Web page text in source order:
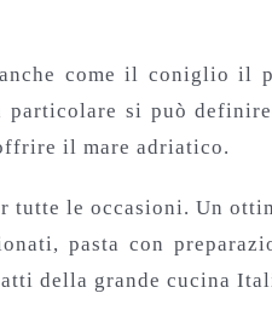
come il coniglio il
particolare si può
il mare adriatico.
tutte le occasioni. Un
pasta con
della grande cucina